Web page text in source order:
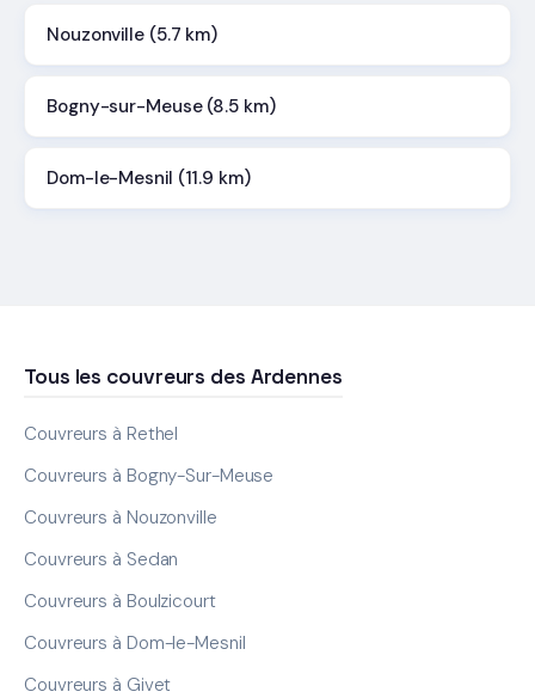
Nouzonville (5.7 km)
Bogny-sur-Meuse (8.5 km)
Dom-le-Mesnil (11.9 km)
Tous les couvreurs des Ardennes
Couvreurs à Rethel
Couvreurs à Bogny-Sur-Meuse
Couvreurs à Nouzonville
Couvreurs à Sedan
Couvreurs à Boulzicourt
Couvreurs à Dom-le-Mesnil
Couvreurs à Givet